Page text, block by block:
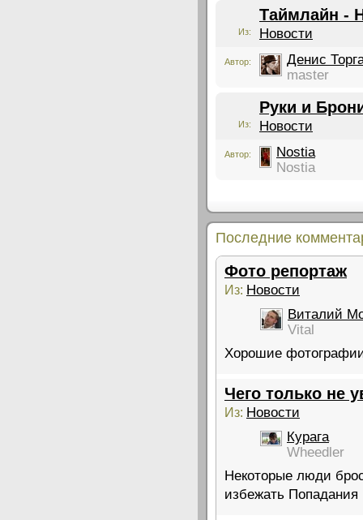
Таймлайн -
Из: Новости
Автор:
Денис
master
Руки и
Из: Новости
Автор:
Nostia
Nostia
Последние
Фото репортаж
Из: Новости
Виталий
Vital
Хорошие
Чего только не
Из: Новости
Курага
Wheedler
Некоторые люди
избежать